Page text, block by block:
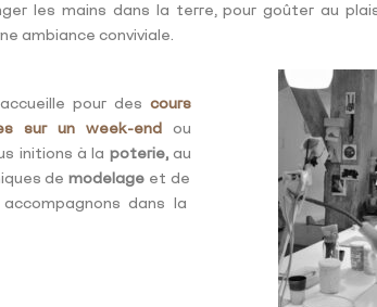
les mains dans la terre, pour goûter au
ambiance conviviale.
pour des cours
sur un week-end ou
initions à la poterie,au
de modelage et de
dans la